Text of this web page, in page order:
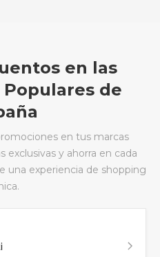
en las
Populares de
en tus marcas
exclusivas y ahorra en cada
una experiencia de shopping